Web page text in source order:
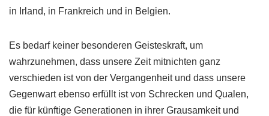
in Irland, in Frankreich und in Belgien.
Es bedarf keiner besonderen Geisteskraft, um
wahrzunehmen, dass unsere Zeit mitnichten ganz
verschieden ist von der Vergangenheit und dass unsere
Gegenwart ebenso erfüllt ist von Schrecken und Qualen,
die für künftige Generationen in ihrer Grausamkeit und